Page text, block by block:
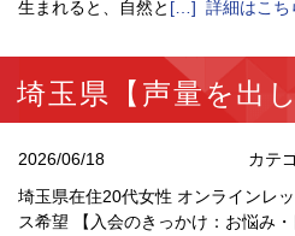
生まれると、自然と […] 詳細はこち
埼玉県【声量を出
2026/06/18 カテ
埼玉県在住20代女性 オンラインレ
ス希望 【入会のきっかけ：お悩み